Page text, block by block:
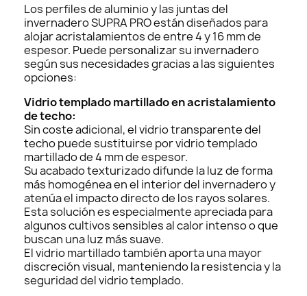
Los perfiles de aluminio y las juntas del
invernadero SUPRA PRO están diseñados para
alojar acristalamientos de entre 4 y 16 mm de
espesor. Puede personalizar su invernadero
según sus necesidades gracias a las siguientes
opciones:
Vidrio templado martillado en acristalamiento
de techo:
Sin coste adicional, el vidrio transparente del
techo puede sustituirse por vidrio templado
martillado de 4 mm de espesor.
Su acabado texturizado difunde la luz de forma
más homogénea en el interior del invernadero y
atenúa el impacto directo de los rayos solares.
Esta solución es especialmente apreciada para
algunos cultivos sensibles al calor intenso o que
buscan una luz más suave.
El vidrio martillado también aporta una mayor
discreción visual, manteniendo la resistencia y la
seguridad del vidrio templado.